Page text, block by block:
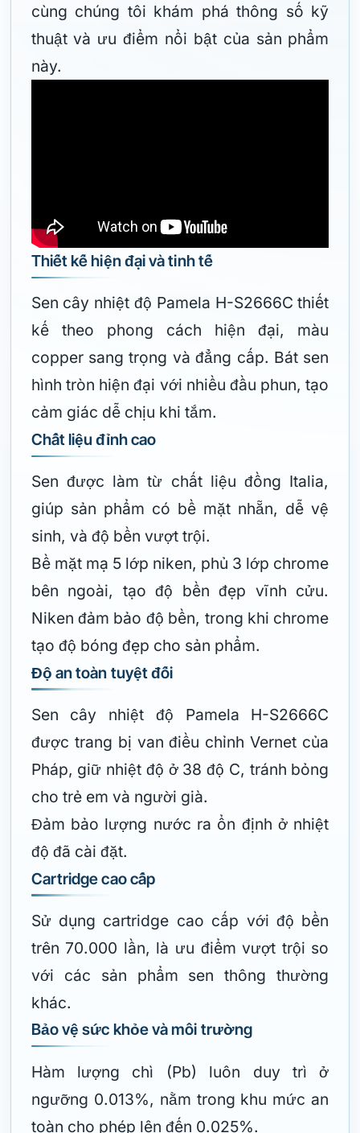
cùng chúng tôi khám phá thông số kỹ
thuật và ưu điểm nổi bật của sản phẩm
này.
Thiết kế hiện đại và tinh tế
Sen cây nhiệt độ Pamela H-S2666C thiết
kế theo phong cách hiện đại, màu
copper sang trọng và đẳng cấp. Bát sen
hình tròn hiện đại với nhiều đầu phun, tạo
cảm giác dễ chịu khi tắm.
Chất liệu đỉnh cao
Sen được làm từ chất liệu đồng Italia,
giúp sản phẩm có bề mặt nhẵn, dễ vệ
sinh, và độ bền vượt trội.
Bề mặt mạ 5 lớp niken, phủ 3 lớp chrome
bên ngoài, tạo độ bền đẹp vĩnh cửu.
Niken đảm bảo độ bền, trong khi chrome
tạo độ bóng đẹp cho sản phẩm.
Độ an toàn tuyệt đối
Sen cây nhiệt độ Pamela H-S2666C
được trang bị van điều chỉnh Vernet của
Pháp, giữ nhiệt độ ở 38 độ C, tránh bỏng
cho trẻ em và người già.
Đảm bảo lượng nước ra ổn định ở nhiệt
độ đã cài đặt.
Cartridge cao cấp
Sử dụng cartridge cao cấp với độ bền
trên 70.000 lần, là ưu điểm vượt trội so
với các sản phẩm sen thông thường
khác.
Bảo vệ sức khỏe và môi trường
Hàm lượng chì (Pb) luôn duy trì ở
ngưỡng 0.013%, nằm trong khu mức an
toàn cho phép lên đến 0.025%.